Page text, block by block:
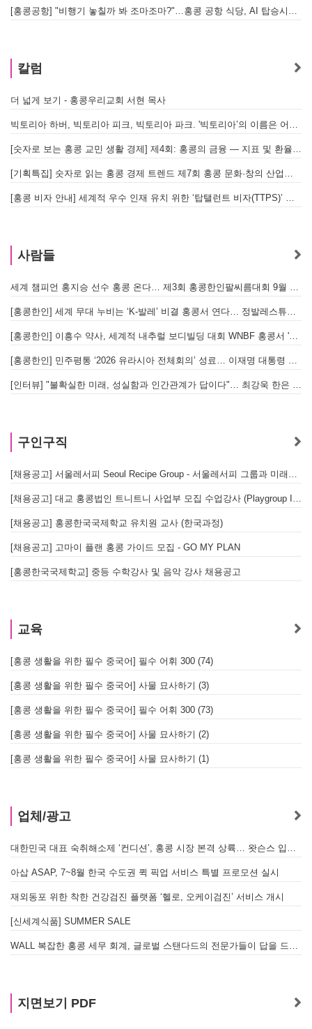
[홍콩공항] "비행기 놓칠까 봐 조마조마?"…홍콩 공항 식당, AI 탑승시간 계산해 메뉴 추천해 준다
칼럼
더 넓게 보기 - 홍콩우리교회 서현 목사
빅토리아 하버, 빅토리아 피크, 빅토리아 파크. '빅토리아’의 이름은 어떻게 온 걸까? - [이승권 원장의 생활칼럼]
[숫자로 보는 홍콩 교민 생활 경제] 제4회: 홍콩의 금융 — 지표 및 환율, MPF 운영 현황
[기획특집] 숫자로 읽는 홍콩 경제 트렌드 제7회 홍콩 문화·창의 산업의 구조와 분야별 동향
[홍콩 비자 안내] 세계적 우수 인재 유치 위한 ‘탑탤런트 비자(TTPS)’ 주요 요건
사람들
세계 챔피언 홍지승 선수 홍콩 온다… 제3회 홍콩한인팔씨름대회 9월 12일 개최
[홍콩한인] 세계 무대 누비는 ‘K-발레’ 비결 홍콩서 연다… 정발레스튜디오 개원
[홍콩한인] 이흥수 약사, 세계적 내추럴 보디빌딩 대회 WNBF 홍콩서 '마스터 부문 1위' 기염
[홍콩한인] 민주평통 ‘2026 유라시아 전체회의’ 성료… 이재명 대통령 참석으로 의미 더해
[인터뷰] "불확실한 미래, 성실함과 인간관계가 답이다"… 최강욱 한은 부소장이 청소년들에게 전하는 응원
구인구직
[채용공고] 서울레서피 Seoul Recipe Group - 서울레서피 그룹과 미래를 함께할 유능한 인재를 모십니다
[채용공고] 대교 홍콩법인 트니트니 사업부 모집 수업강사 (Playgroup Instructor)
[채용공고] 홍콩한국국제학교 유치원 교사 (한국과정)
[채용공고] 고마이 플랜 홍콩 가이드 모집 - GO MY PLAN
[홍콩한국국제학교] 중등 수학강사 및 음악 강사 채용공고
교육
[홍콩 생활을 위한 필수 중국어] 필수 어휘 300 (74)
[홍콩 생활을 위한 필수 중국어] 사물 묘사하기 (3)
[홍콩 생활을 위한 필수 중국어] 필수 어휘 300 (73)
[홍콩 생활을 위한 필수 중국어] 사물 묘사하기 (2)
[홍콩 생활을 위한 필수 중국어] 사물 묘사하기 (1)
업체/광고
대한민국 대표 숙취해소제 ‘컨디션’, 홍콩 시장 본격 상륙… 왓슨스 입점 기념 할인 행사 진행
아삽 ASAP, 7~8월 한국 수도권 퀵 픽업 서비스 특별 프로모션 실시
재외동포 위한 착한 건강검진 플랫폼 ‘헬로, 오케이검진’ 서비스 개시
[신세계식품] SUMMER SALE
WALL 복잡한 홍콩 세무 회계, 글로벌 스탠다드의 전문가들이 답을 드립니다! - 법인설립, 회계, 감사
지면보기 PDF